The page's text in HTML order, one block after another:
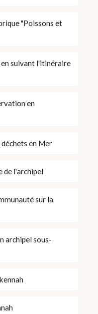
"Poissons et
suivant l'itinéraire
en
en Mer
de l'archipel
sur la
archipel sous-